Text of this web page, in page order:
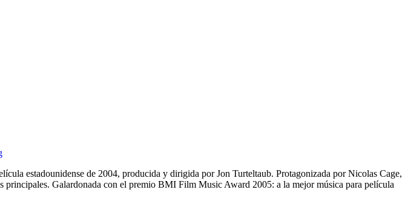
estadounidense de 2004, producida y dirigida por Jon Turteltaub. Protagonizada por Nicolas Cage,
Galardonada con el premio BMI Film Music Award 2005: a la mejor música para película